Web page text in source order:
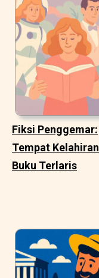
Fiksi Penggemar:
Tempat Kelahiran
Buku Terlaris